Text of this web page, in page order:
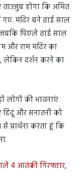
होगा कि अमित
मंदिर बने ढाई साल
पिछले ढाई साल
और राम मंदिर का
लेकिन दर्शन करने का
लोगों की भावनाएं
और सनातनी को
करता हूं कि
4 आतंकी गिरफ्तार,